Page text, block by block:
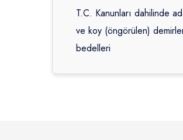
T.C. Kanunları dahilinde
ve koy (öngörülen)
bedelleri